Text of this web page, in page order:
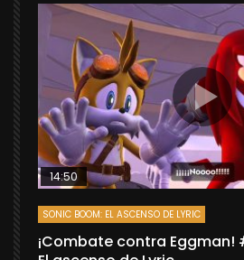
14:50
SONIC BOOM: EL ASCENSO DE LYRIC
¡Combate contra Eggman!